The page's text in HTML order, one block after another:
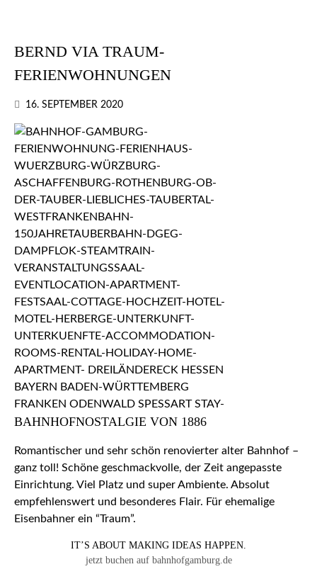
BERND VIA TRAUM-
FERIENWOHNUNGEN
16. SEPTEMBER 2020
BAHNHOFNOSTALGIE VON 1886
Romantischer und sehr schön renovierter alter Bahnhof –
ganz toll! Schöne geschmackvolle, der Zeit angepasste
Einrichtung. Viel Platz und super Ambiente. Absolut
empfehlenswert und besonderes Flair. Für ehemalige
Eisenbahner ein “Traum”.
IT’S ABOUT MAKING IDEAS HAPPEN.
jetzt buchen auf bahnhofgamburg.de